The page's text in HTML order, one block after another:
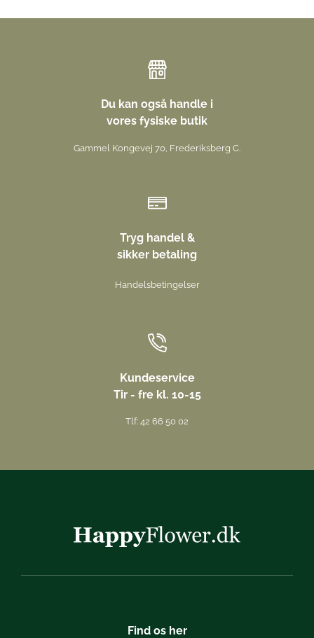
Du kan også handle i
vores fysiske butik
Gammel Kongevej 70, Frederiksberg C.
Tryg handel &
sikker betaling
Handelsbetingelser
Kundeservice
Tir - fre kl. 10-15
Tlf: 42 66 50 02
Find os her